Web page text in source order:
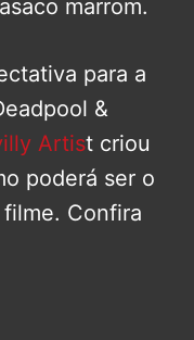
marrom.
para a
&
Artist criou
poderá ser o
Confira